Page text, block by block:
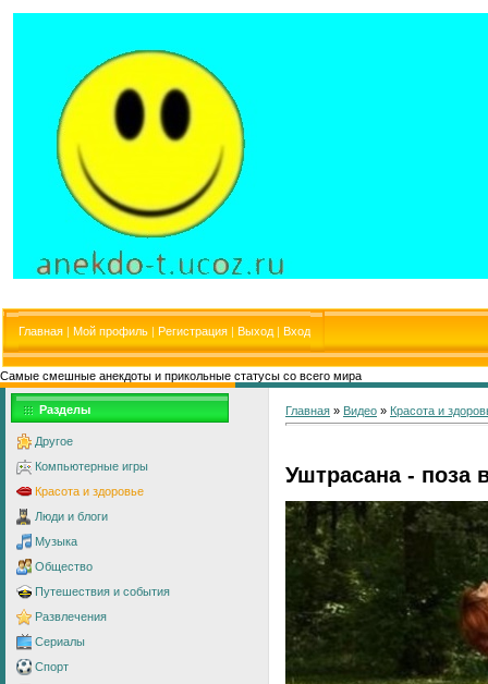
Главная | Мой профиль | Регистрация | Выход | Вход
Самые смешные анекдоты и прикольные статусы со всего мира
Разделы
Другое
Компьютерные игры
Красота и здоровье
Люди и блоги
Музыка
Общество
Путешествия и события
Развлечения
Сериалы
Спорт
Главная » Видео » Красота и
Уштрасана - поза